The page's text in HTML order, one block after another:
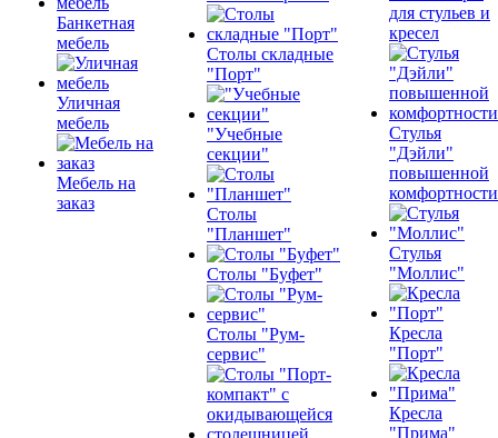
Банкетная
мебель
Уличная
мебель
Мебель на
заказ
Столы складные
"Порт"
"Учебные
секции"
Столы
"Планшет"
Столы "Буфет"
Столы "Рум-
сервис"
для стульев и
кресел
Стулья
"Дэйли"
повышенной
комфортности
Стулья
"Моллис"
Кресла
"Порт"
Кресла
"Прима"